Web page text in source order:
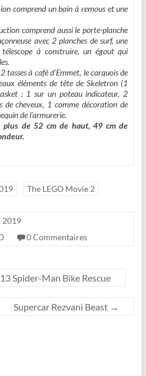
comprend un bain à remous et une
comprend aussi le porte-planche
avec 2 planches de surf, une
à construire, un égout qui
tasses à café d’Emmet, le carquois de
éléments de tête de Skeletron (1
; 1 sur un poteau indicateur, 2
de cheveux, 1 comme décoration de
de l’armurerie.
plus de 52 cm de haut, 49 cm de
The LEGO Movie 2
2019
0 Commentaires
Spider-Man Bike Rescue
Supercar Rezvani Beast →